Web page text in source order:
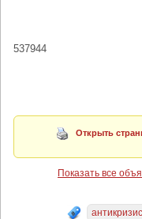
537944
Открыть
Показать все